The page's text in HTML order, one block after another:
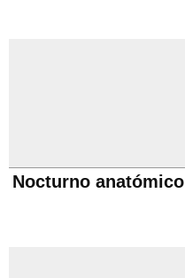
Nocturno anatómico